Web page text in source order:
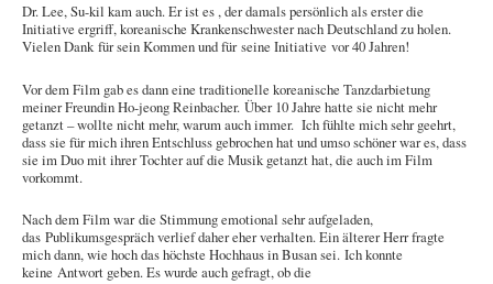
Dr. Lee, Su-kil kam auch. Er ist es , der damals persönlich als erster die
Initiative ergriff, koreanische Krankenschwester nach Deutschland zu holen.
Vielen Dank für sein Kommen und für seine Initiative vor 40 Jahren!
Vor dem Film gab es dann eine traditionelle koreanische Tanzdarbietung
meiner Freundin Ho-jeong Reinbacher. Über 10 Jahre hatte sie nicht mehr
getanzt – wollte nicht mehr, warum auch immer. Ich fühlte mich sehr geehrt,
dass sie für mich ihren Entschluss gebrochen hat und umso schöner war es, dass
sie im Duo mit ihrer Tochter auf die Musik getanzt hat, die auch im Film
vorkommt.
Nach dem Film war die Stimmung emotional sehr aufgeladen,
das Publikumsgespräch verlief daher eher verhalten. Ein älterer Herr fragte
mich dann, wie hoch das höchste Hochhaus in Busan sei. Ich konnte
keine Antwort geben. Es wurde auch gefragt, ob die